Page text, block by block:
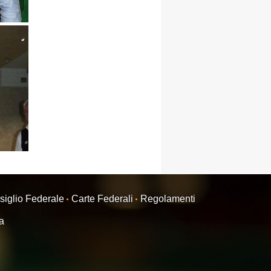
Federale Carte Federali Regolamenti